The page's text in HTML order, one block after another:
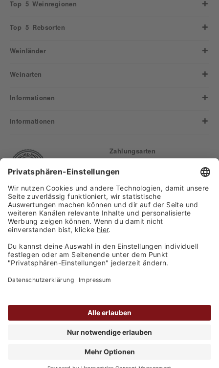
Top 5 Weinregionen
Top 5 Rebsorten
Weinländer
Weinarten
Informationen
Informationen
Versand
Zahlungsarten
Finden Sie uns auf:
AGB